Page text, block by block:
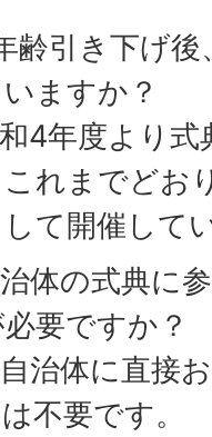
齢引き下げ
ますか？
4年度より
れまでどお
て開催して
体の式典に
要ですか？
治体に直接
不要です。